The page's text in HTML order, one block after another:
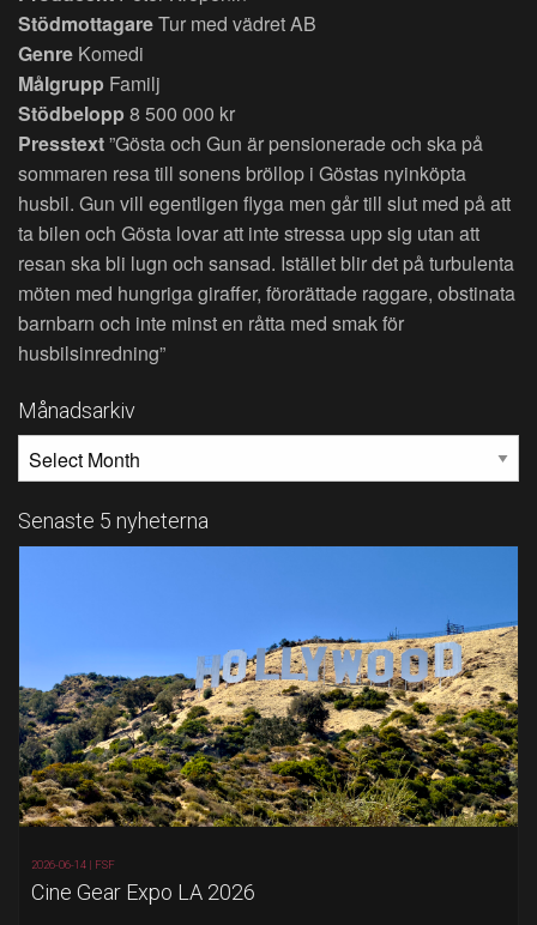
StödmottagareTur med vädret AB
Genre Komedi
Målgrupp Familj
Stödbelopp8 500 000 kr
Presstext”Gösta och Gun är pensionerade och ska på
sommaren resa till sonens bröllop i Göstas nyinköpta
husbil. Gun vill egentligen flyga men går till slut med på att
ta bilen och Gösta lovar att inte stressa upp sig utan att
resan ska bli lugn och sansad. Istället blir det på turbulenta
möten med hungriga giraffer, förorättade raggare, obstinata
barnbarn och inte minst en råtta med smak för
husbilsinredning”
Månadsarkiv
Senaste 5 nyheterna
2026-06-14 | FSF
Cine Gear Expo LA 2026